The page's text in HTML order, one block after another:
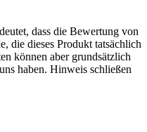
dass die Bewertung von
die dieses Produkt tatsächlich
können aber grundsätzlich
haben. Hinweis schließen